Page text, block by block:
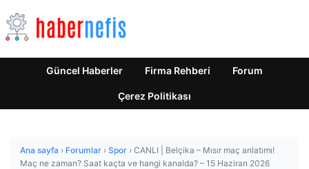
Güncel Haberler Firma Rehberi Forum
Çerez Politikası
Ana sayfa › Forumlar › Spor › CANLI | Belçika – Mısır maç anlatımı!
Maç ne zaman? Saat kaçta ve hangi kanalda? – 15 Haziran 2026